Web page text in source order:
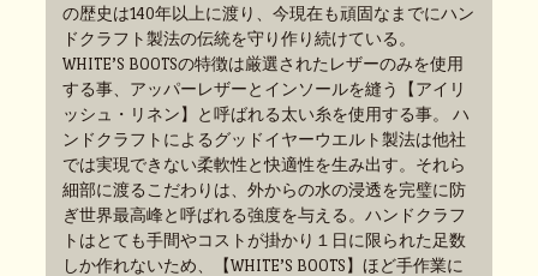
の歴史は140年以上に渡り、今現在も頑固なまでにハン
ドクラフト製法の伝統を守り作り続けている。
WHITE’S BOOTSの特徴は厳選されたレザーのみを使用
する事、アッパーレザーとインソールを縫う【アイリ
ッシュ・リネン】と呼ばれる太い糸を使用する事。 ハ
ンドクラフトによるグッドイヤーウエルト製法は他社
では実現できない柔軟性と快適性を生み出す。それら
細部に渡るこだわりは、外からの水の浸透を完璧に防
ぎ世界最高峰と呼ばれる強度を与える。ハンドクラフ
トはとても手間やコストが掛かり１日に限られた足数
しか作れないため、【WHITE’S BOOTS】ほど手作業に